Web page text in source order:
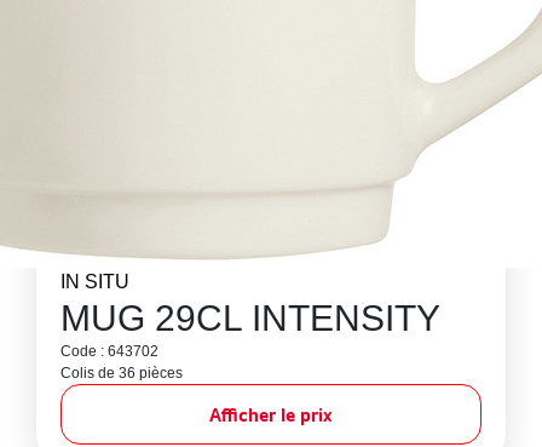
IN SITU
MUG 29CL INTENSITY
Code : 643702
Colis de 36 pièces
Afficher le prix